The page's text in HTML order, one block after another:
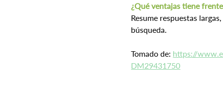
¿Qué ventajas tiene
Resume respuestas
búsqueda.
Tomado de: https://
DM29431750